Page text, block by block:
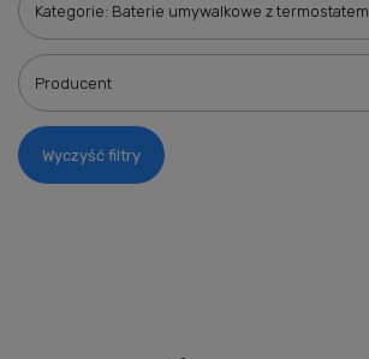
Kategorie: Baterie umywalkowe z termostatem
Producent
Wyczyść filtry